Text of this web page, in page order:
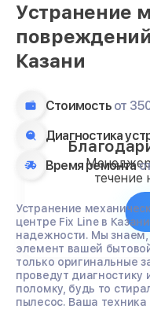
Устранение
Казани
Стоимость от
Диагностика
Время ремонта
Устранение
центре Fix Line в
надежности. Мы
элемент вашей
только оригинальные
проведут диагностику
поломку, будь то
пылесос. Ваша техника
Менеджер
течение